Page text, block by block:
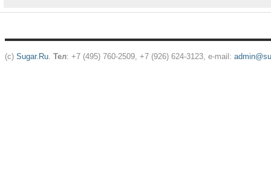
(c) Sugar.Ru. Тел: +7 (495) 760-2509, +7 (926) 624-3123, e-mail: